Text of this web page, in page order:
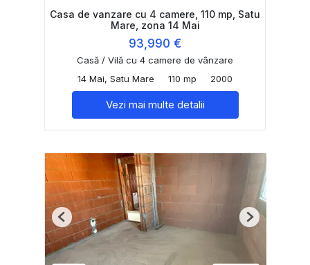
Casa de vanzare cu 4 camere, 110 mp, Satu
Mare, zona 14 Mai
93,990 €
Casă / Vilă cu 4 camere de vânzare
14 Mai, Satu Mare
110 mp 2000
Vezi mai multe detalii
Previous Next